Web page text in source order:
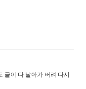
글이 다 날아가 버려 다시